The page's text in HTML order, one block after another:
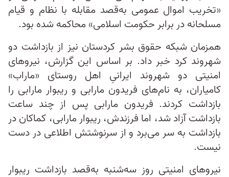
«تخریب اموال عمومی به‌قصد مقابله با نظام و قیام
مسلحانه در برابر حکومت اسلامی» محاکمه شده بود.
همزمان شبکه حقوق بشر کردستان نیز از بازداشت دو
شهروند کرد خبر داد. بر اساس این گزارش، نیروهای
امنیتی دو شهروند ایرانیِ اهل روستای «ماراب»
کامیاران، به نام‌های فریدون مارابی و ریبوار مارابی را
بازداشت کردند. فریدون مارابی پس از چند ساعت
بازداشت آزاد شد، اما فرزندش، ریبوار مارابی، کماکان در
بازداشت به سر می‌برد و از سرنوشتش اطلاعی در دست
نیست.
نیروهای امنیتی روز سه‌شنبه به‌قصد بازداشت ریبوار